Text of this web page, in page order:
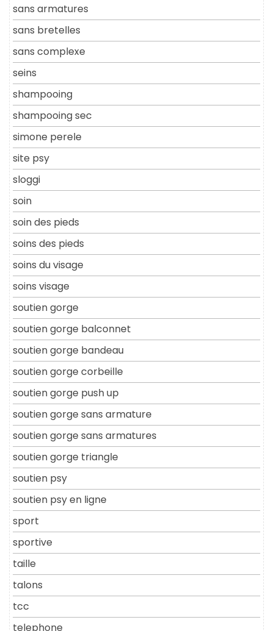
sans armatures
sans bretelles
sans complexe
seins
shampooing
shampooing sec
simone perele
site psy
sloggi
soin
soin des pieds
soins des pieds
soins du visage
soins visage
soutien gorge
soutien gorge balconnet
soutien gorge bandeau
soutien gorge corbeille
soutien gorge push up
soutien gorge sans armature
soutien gorge sans armatures
soutien gorge triangle
soutien psy
soutien psy en ligne
sport
sportive
taille
talons
tcc
telephone